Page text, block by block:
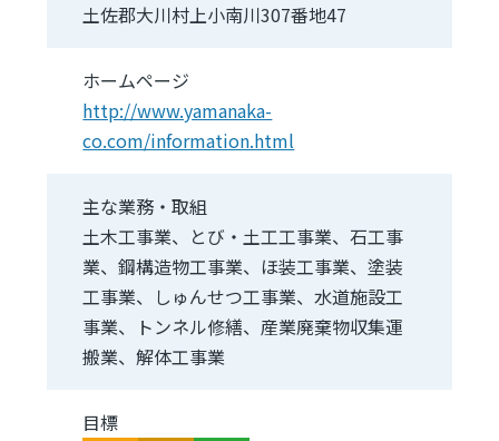
土佐郡大川村上小南川307番地47
ホームページ
http://www.yamanaka-
co.com/information.html
主な業務・取組
土木工事業、とび・土工工事業、石工事
業、鋼構造物工事業、ほ装工事業、塗装
工事業、しゅんせつ工事業、水道施設工
事業、トンネル修繕、産業廃棄物収集運
搬業、解体工事業
目標